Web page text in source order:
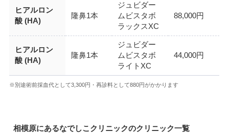
ヒアルロン
酸 (HA)
隆鼻1本
ジュビダー
ムビスタボ
ラックスXC
88,000円
ヒアルロン
酸 (HA)
隆鼻1本
ジュビダー
ムビスタボ
ライトXC
44,000円
※別途術前採血代として3,300円・再診料として880円がかかります
相模原にあるなでしこクリニックのクリニック一覧